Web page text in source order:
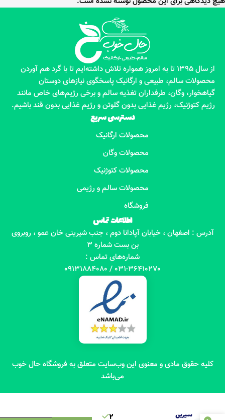
از سال 1395 تا به امروز همواره تلاش داشته‌ایم تا با گرد هم آوردن
محصولات سالم، طبیعی و ارگانیک پاسخگوی نیازهای دوستان
گیاهخوار، وگان، طرفداران تغذیه سالم و برخی رژیم‌های خاص مانند
رژیم کتوژنیک، رژیم غذایی بدون گلوتن و رژیم غذایی بدون قند باشیم.
دسترسی سریع
محصولات ارگانیک
محصولات وگان
محصولات کتوژنیک
محصولات سالم و رژیمی
فروشگاه
اطلاعات تماس
آدرس : اصفهان ، خیابان آپادانا دوم ، جنب شیرینی خان عمو ، روبروی
بن بست شماره 3
شماره‌های تماس :
031-36410270 / 09131884080
کلیه حقوق مادی و معنوی این وب‌سایت متعلق به فروشگاه حال خوب
می‌باشد
بیسکویت
شیرین
2